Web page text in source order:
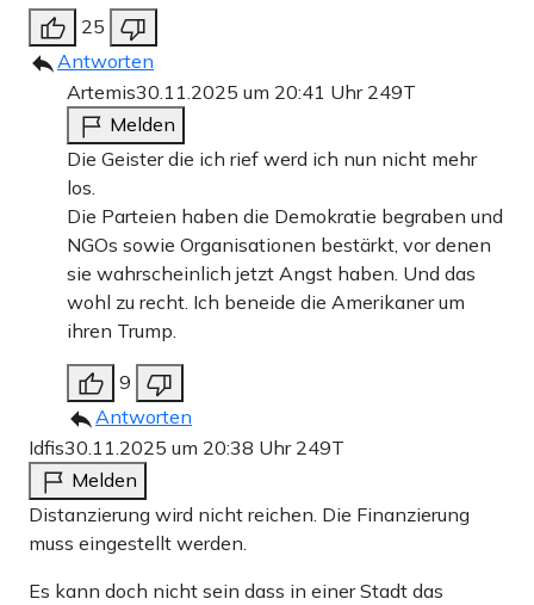
25
Antworten
Artemis30.11.2025 um 20:41 Uhr 249T
Melden
Die Geister die ich rief werd ich nun nicht mehr
los.
Die Parteien haben die Demokratie begraben und
NGOs sowie Organisationen bestärkt, vor denen
sie wahrscheinlich jetzt Angst haben. Und das
wohl zu recht. Ich beneide die Amerikaner um
ihren Trump.
9
Antworten
Idfis30.11.2025 um 20:38 Uhr 249T
Melden
Distanzierung wird nicht reichen. Die Finanzierung
muss eingestellt werden.
Es kann doch nicht sein dass in einer Stadt das